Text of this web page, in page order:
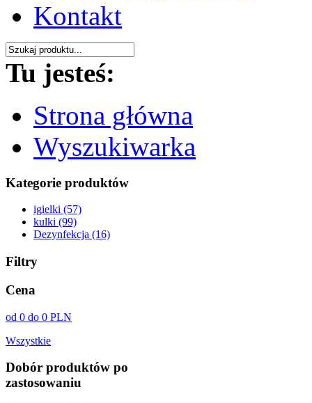
Kontakt
Tu jesteś:
Strona główna
Wyszukiwarka
Kategorie produktów
igielki (57)
kulki (99)
Dezynfekcja (16)
Filtry
Cena
od 0 do 0 PLN
Wszystkie
Dobór produktów po
zastosowaniu